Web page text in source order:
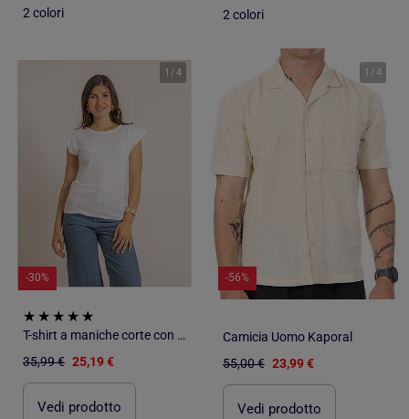
2 colori 2 colori
1 /4
-30%
T-shirt a maniche corte con strass FANIA
35,99 € 25,19 €
Vedi prodotto
1 /4
-56%
Camicia Uomo Kaporal
55,00 € 23,99 €
Vedi prodotto